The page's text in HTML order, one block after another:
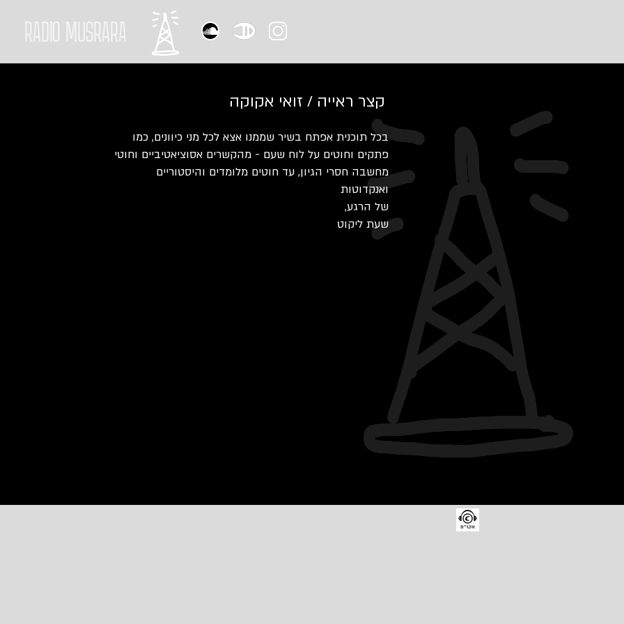
RADIO MUSRARA
קצר ראייה / זואי אקוקה
בכל תוכנית אפתח בשיר שממנו אצא לכל מני כיוונים, כמו
פתקים וחוטים על לוח שעם - מהקשרים אסוציאטיביים וחוטי
מחשבה חסרי הגיון, עד חוטים מלומדים והיסטוריים
ואנקדוטות
,של הרגע
שעת ליקוט